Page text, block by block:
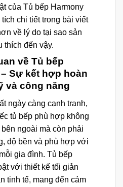
của Tủ bếp Harmony
chi tiết trong bài viết
về lý do tại sao sản
thích đến vậy.
về Tủ bếp
Sự kết hợp hoàn
và công năng
ngày càng cạnh tranh,
tủ bếp phù hợp không
ngoài mà còn phải
độ bền và phù hợp với
gia đình. Tủ bếp
với thiết kế tối giản
tinh tế, mang đến cảm